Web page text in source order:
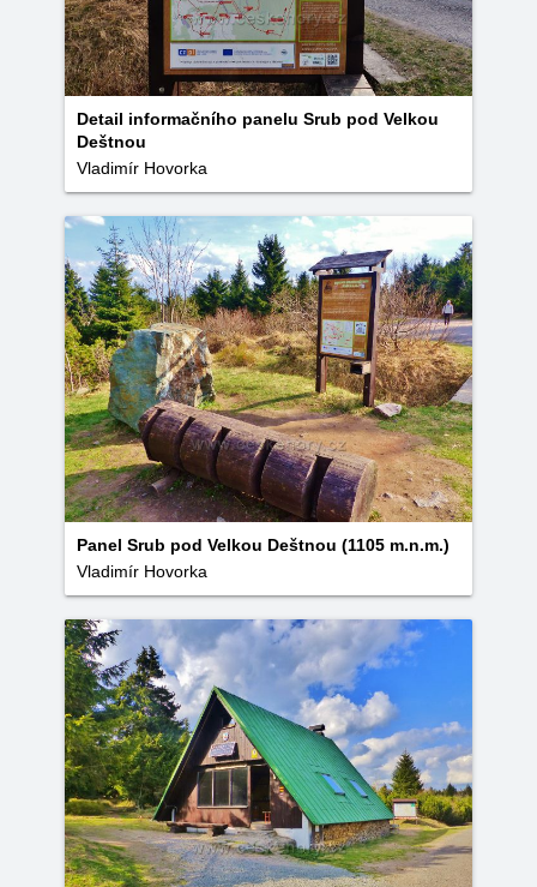
Detail informačního panelu Srub pod Velkou
Deštnou
Vladimír Hovorka
Panel Srub pod Velkou Deštnou (1105 m.n.m.)
Vladimír Hovorka